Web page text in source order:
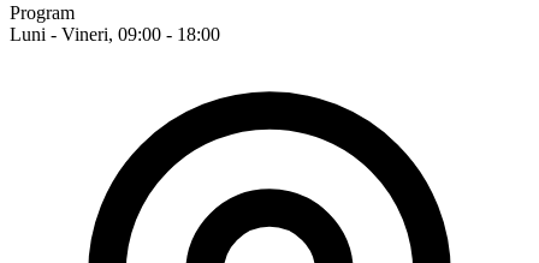
Program
Luni - Vineri, 09:00 - 18:00